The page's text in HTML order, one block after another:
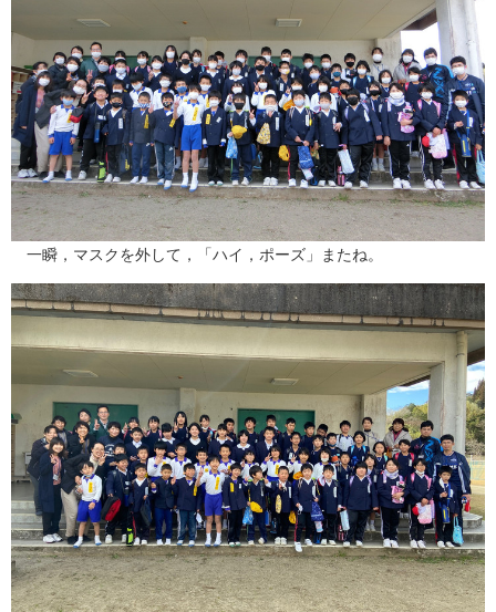
一瞬，マスクを外して，「ハイ，ポーズ」またね。